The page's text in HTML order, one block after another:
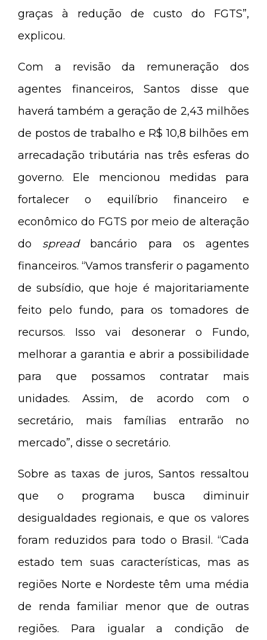
graças à redução de custo do FGTS”,
explicou.
Com a revisão da remuneração dos
agentes financeiros, Santos disse que
haverá também a geração de 2,43 milhões
de postos de trabalho e R$ 10,8 bilhões em
arrecadação tributária nas três esferas do
governo. Ele mencionou medidas para
fortalecer o equilíbrio financeiro e
econômico do FGTS por meio de alteração
do spreadbancário para os agentes
financeiros. “Vamos transferir o pagamento
de subsídio, que hoje é majoritariamente
feito pelo fundo, para os tomadores de
recursos. Isso vai desonerar o Fundo,
melhorar a garantia e abrir a possibilidade
para que possamos contratar mais
unidades. Assim, de acordo com o
secretário, mais famílias entrarão no
mercado”, disse o secretário.
Sobre as taxas de juros, Santos ressaltou
que o programa busca diminuir
desigualdades regionais, e que os valores
foram reduzidos para todo o Brasil. “Cada
estado tem suas características, mas as
regiões Norte e Nordeste têm uma média
de renda familiar menor que de outras
regiões. Para igualar a condição de